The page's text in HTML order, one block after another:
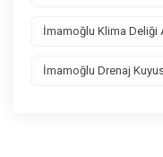
İmamoğlu Klima Deliği
İmamoğlu Drenaj